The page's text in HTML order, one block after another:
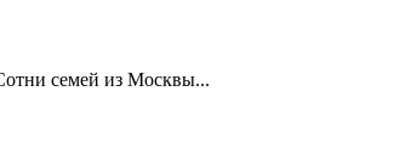
семей из Москвы...